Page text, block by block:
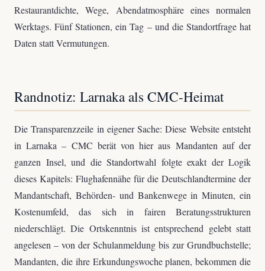
Restaurantdichte, Wege, Abendatmosphäre eines normalen
Werktags. Fünf Stationen, ein Tag – und die Standortfrage hat
Daten statt Vermutungen.
Randnotiz: Larnaka als CMC-Heimat
Die Transparenzzeile in eigener Sache: Diese Website entsteht
in Larnaka – CMC berät von hier aus Mandanten auf der
ganzen Insel, und die Standortwahl folgte exakt der Logik
dieses Kapitels: Flughafennähe für die Deutschlandtermine der
Mandantschaft, Behörden- und Bankenwege in Minuten, ein
Kostenumfeld, das sich in fairen Beratungsstrukturen
niederschlägt. Die Ortskenntnis ist entsprechend gelebt statt
angelesen – von der Schulanmeldung bis zur Grundbuchstelle;
Mandanten, die ihre Erkundungswoche planen, bekommen die